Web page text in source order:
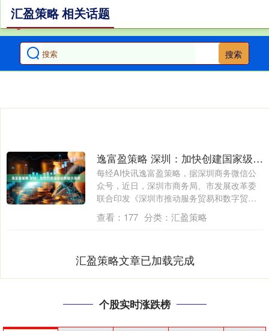
搜索
汇盈策略 相关话题
逸富盈策略 深圳：加快创建国家级数据交易所
每经AI快讯逸富盈策略，据深圳商务微信公
众号，近日，深圳市商务局、市发展改革委
联合印发《深圳市推动服务贸易和数字贸易
高质....
查看： 177 分类： 汇盈策略
汇盈策略文章已加载完成
个股实时涨跌榜